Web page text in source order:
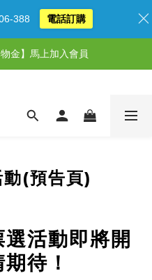
送500購物金！
最高現省1,770元
金】馬上加入會員
(預告頁)
活動即將開
待！
388 電話訂購